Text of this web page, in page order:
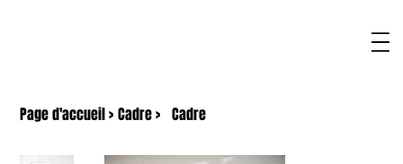
Page d'accueil> Cadre> Cadre